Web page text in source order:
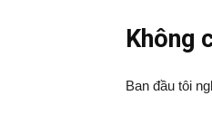
Không
Ban đầu tôi